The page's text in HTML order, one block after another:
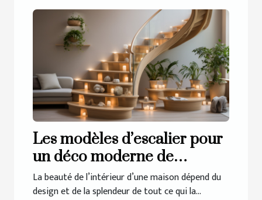
Les modèles d’escalier pour
un déco moderne de
l’intérieur
La beauté de l’intérieur d’une maison dépend du
design et de la splendeur de tout ce qui la...